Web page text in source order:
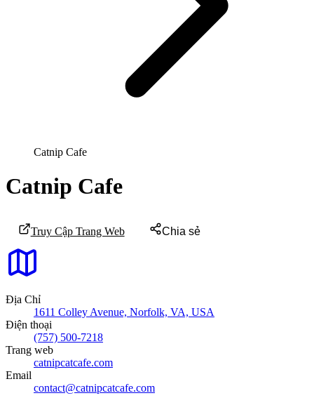
Catnip Cafe
Catnip Cafe
Truy Cập Trang Web Chia sẻ
Địa Chỉ
1611 Colley Avenue, Norfolk, VA, USA
Điện thoại
(757) 500-7218
Trang web
catnipcatcafe.com
Email
contact@catnipcatcafe.com